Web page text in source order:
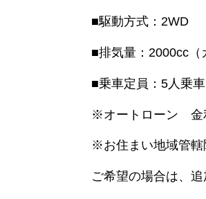
■駆動方式：2WD
■排気量：2000cc（
■乗車定員：5人乗車
※オートローン 金
※お住まい地域管轄
ご希望の場合は、